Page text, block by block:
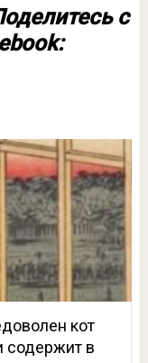
с
кот
содержит в